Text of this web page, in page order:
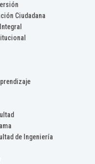
Ciudadana
de Ingeniería